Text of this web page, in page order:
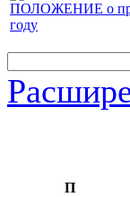
ПОЛОЖЕНИЕ о
году
П